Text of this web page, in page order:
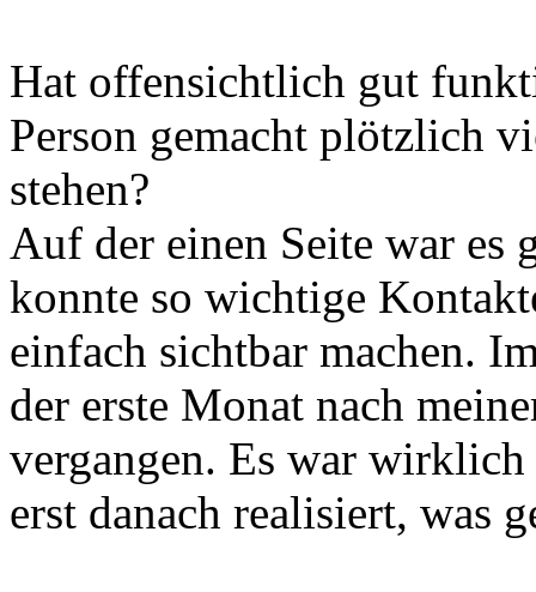
Hat offensichtlich gut
Person gemacht plötzlich
stehen?
Auf der einen Seite war es
konnte so wichtige
einfach sichtbar machen.
der erste Monat nach
vergangen. Es war
erst danach realisiert, was